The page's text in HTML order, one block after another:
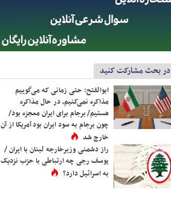
در بحث مشارکت کنید
ابوالفتح: حتی زمانی که می‌گوییم
مذاکره نمی‌کنیم، در حال مذاکره
هستیم/ برجام برای ایران معجزه بود/
چون برجام به سود ایران بود آمریکا از آن
خارج شد
راز دشمنی وزیرخارجه لبنان با ایران /
یوسف رجی چه ارتباطی با حزب نزدیک
به اسرائیل دارد؟